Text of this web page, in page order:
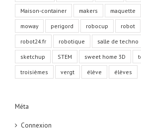
Maison-container makers maquette
moway perigord robocup robot
robot24.fr robotique salle de techno
sketchup STEM sweet home 3D
troisièmes vergt élève élèves
Méta
Connexion